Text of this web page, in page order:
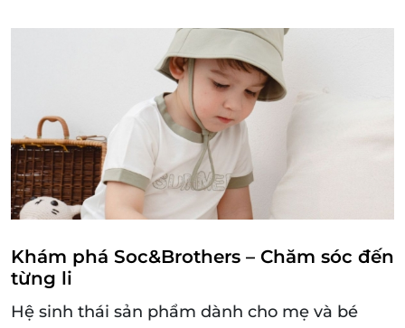
lượng sản phẩm hoặc dịch vụ được cung cấp
cũng như đối với các tranh chấp về sau giữa
khách hàng và nhà cung cấp.
LifeLink có quyền sửa chữa hoặc thay đổi điều
khoản và điều kiện sử dụng mà không thông
báo trước.
Hotline hỗ trợ: 1900 2065 -
Khám phá Soc&Brothers – Chăm sóc đến
từng li
Hệ sinh thái sản phẩm dành cho mẹ và bé